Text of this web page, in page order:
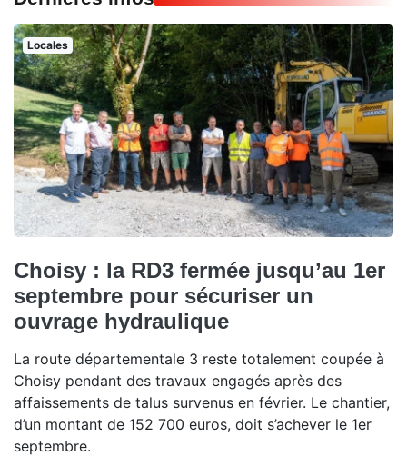
Locales
Choisy : la RD3 fermée jusqu’au 1er
septembre pour sécuriser un
ouvrage hydraulique
La route départementale 3 reste totalement coupée à
Choisy pendant des travaux engagés après des
affaissements de talus survenus en février. Le chantier,
d’un montant de 152 700 euros, doit s’achever le 1er
septembre.